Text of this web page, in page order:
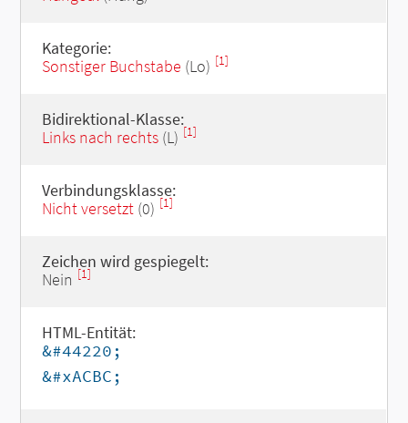
Kategorie:
Sonstiger Buchstabe (Lo) [1]
Bidirektional-Klasse:
Links nach rechts(L) [1]
Verbindungsklasse:
Nicht versetzt(0) [1]
Zeichen wird gespiegelt:
Nein [1]
HTML-Entität:
&#44220;
&#xACBC;